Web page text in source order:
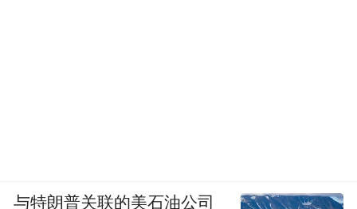
与特朗普关联的美石油公司